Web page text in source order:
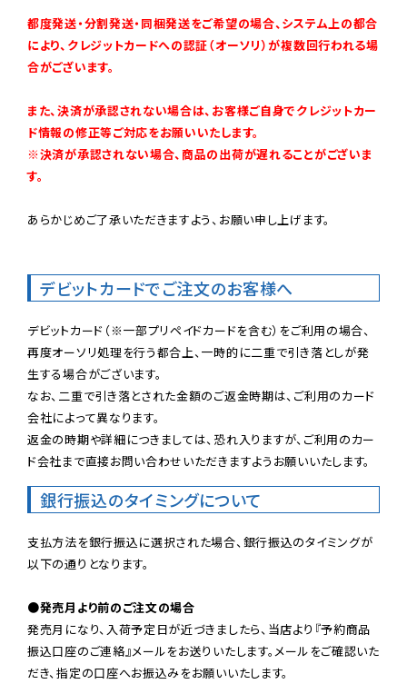
都度発送・分割発送・同梱発送をご希望の場合、システム上の都合
により、クレジットカードへの認証（オーソリ）が複数回行われる場
合がございます。
また、決済が承認されない場合は、お客様ご自身でクレジットカー
ド情報の修正等ご対応をお願いいたします。
※決済が承認されない場合、商品の出荷が遅れることがございま
す。
あらかじめご了承いただきますよう、お願い申し上げます。
デビットカードでご注文のお客様へ
デビットカード（※一部プリペイドカードを含む）をご利用の場合、
再度オーソリ処理を行う都合上、一時的に二重で引き落としが発
生する場合がございます。
なお、二重で引き落とされた金額のご返金時期は、ご利用のカード
会社によって異なります。
返金の時期や詳細につきましては、恐れ入りますが、ご利用のカー
ド会社まで直接お問い合わせいただきますようお願いいたします。
銀行振込のタイミングについて
支払方法を銀行振込に選択された場合、銀行振込のタイミングが
以下の通りとなります。
●発売月より前のご注文の場合
発売月になり、入荷予定日が近づきましたら、当店より『予約商品
振込口座のご連絡』メールをお送りいたします。メールをご確認いた
だき、指定の口座へお振込みをお願いいたします。